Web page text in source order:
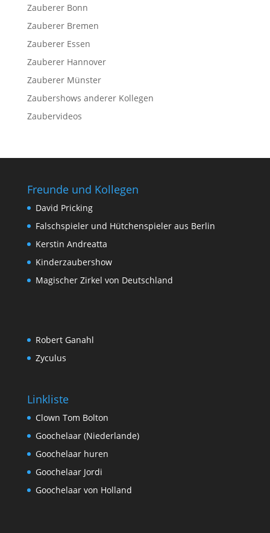
Zauberer Bonn
Zauberer Bremen
Zauberer Essen
Zauberer Hannover
Zauberer Münster
Zaubershows anderer Kollegen
Zaubervideos
Freunde und Kollegen
David Pricking
Falschspieler und Hütchenspieler aus Berlin
Kerstin Andreatta
Kinderzaubershow
Magischer Zirkel von Deutschland
Robert Ganahl
Zyculus
Linkliste
Clown Tom Bolton
Goochelaar (Niederlande)
Goochelaar huren
Goochelaar Jordi
Goochelaar von Holland